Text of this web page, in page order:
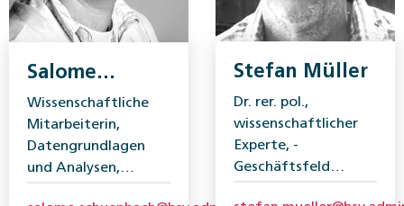
Salome
Schüpbach
Wissenschaftliche
Mitarbeiterin,
Datengrundlagen
und Analysen,
Stefan Müller
Dr. rer. pol.,
wissenschaftlicher
Experte, ­
Geschäftsfeld